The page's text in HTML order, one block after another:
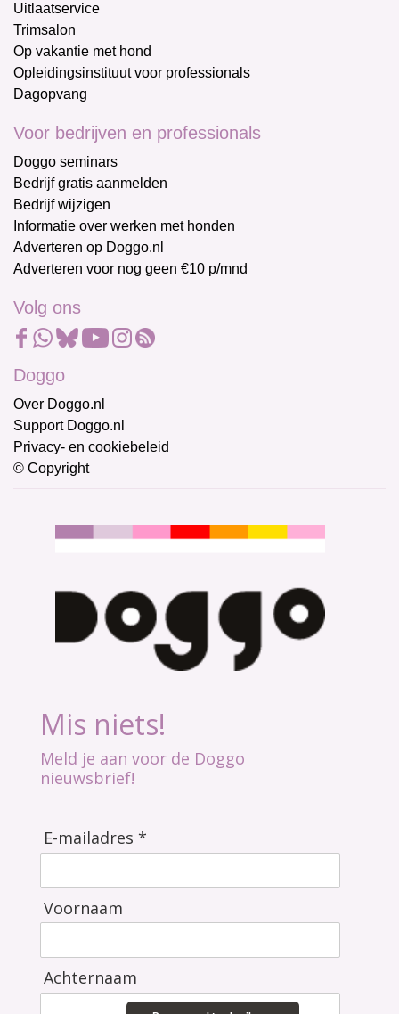
Uitlaatservice
Trimsalon
Op vakantie met hond
Opleidingsinstituut voor professionals
Dagopvang
Voor bedrijven en professionals
Doggo seminars
Bedrijf gratis aanmelden
Bedrijf wijzigen
Informatie over werken met honden
Adverteren op Doggo.nl
Adverteren voor nog geen €10 p/mnd
Volg ons
Doggo
Over Doggo.nl
Support Doggo.nl
Privacy- en cookiebeleid
© Copyright
Mis niets!
Meld je aan voor de Doggo
nieuwsbrief!
E-mailadres *
Voornaam
Achternaam